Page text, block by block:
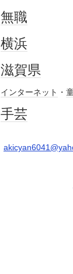
無職
横浜
滋賀県
インターネット ・
手芸